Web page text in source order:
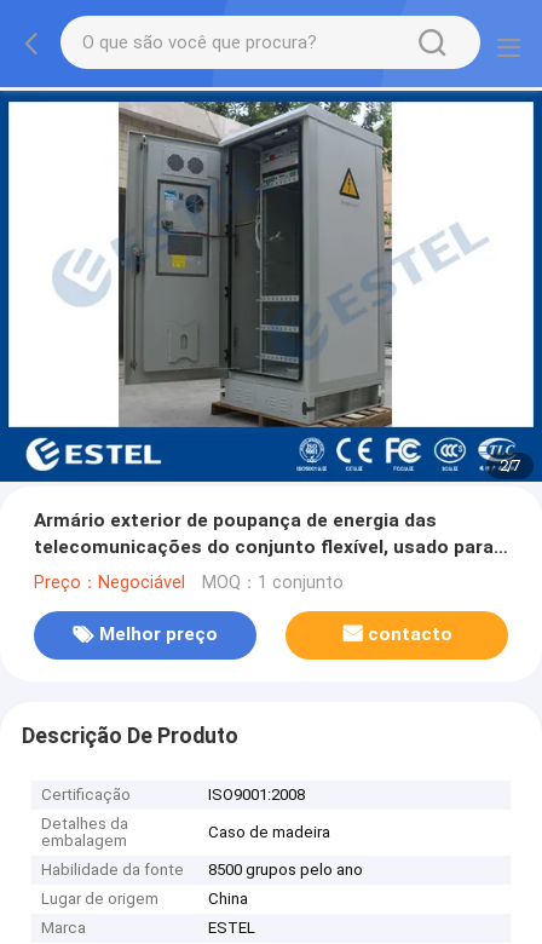
2/7
Armário exterior de poupança de energia das
telecomunicações do conjunto flexível, usado para
vários tempos exteriores, pó anticorrosivo Coatin
Preço：Negociável MOQ：1 conjunto
Melhor preço contacto
Descrição De Produto
Certificação
ISO9001:2008
Detalhes da
embalagem
Caso de madeira
Habilidade da fonte
8500 grupos pelo ano
Lugar de origem
China
Marca
ESTEL